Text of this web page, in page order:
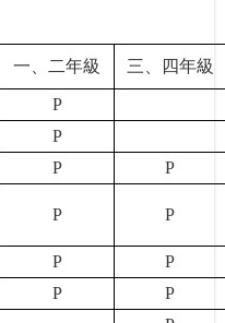
一、二年級 三、四年級
P
P
P
P
P P
P
P
P
P